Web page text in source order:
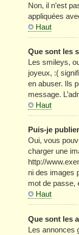
Non, il n’est
appliquées
Haut
Que sont les
Les smileys,
joyeux, :(
en abuser. Ils
message.
Haut
Puis-je
Oui, vous
charger une
http://
ni des images
mot de passe,
Haut
Que sont les
Les annonces